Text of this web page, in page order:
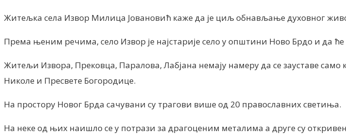
Житељка села Извор Милица Јовановић каже да је циљ обнављање духовног
Према њеним речима, село Извор је најстарије село у општини Ново Брдо и да
Житељи Извора, Прековца, Паралова, Лабјана немају намеру да се зауставе само
Николе и Пресвете Богородице.
На простору Новог Брда сачувани су трагови више од 20 православних светиња.
На неке од њих наишло се у потрази за драгоценим металима а друге су